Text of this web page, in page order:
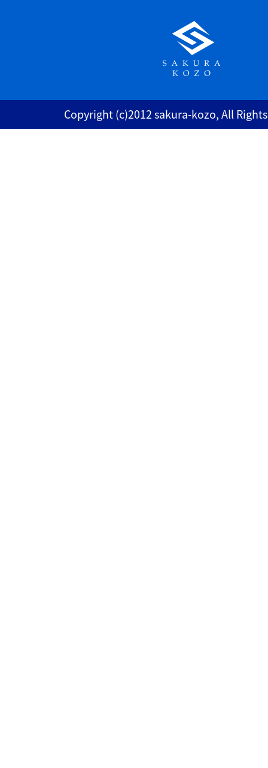
Copyright (c)2012 sakura-kozo, All